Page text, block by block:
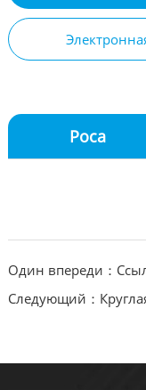
Роса
Один впереди：
Следующий：